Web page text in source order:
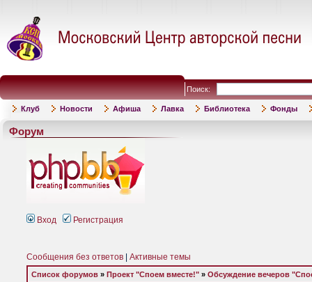
Поиск:
Клуб Новости Афиша Лавка Библиотека Фонды
Форум
Вход Регистрация
Сообщения без ответов Активные темы
Список форумов » Проект "Споем вместе!" » Обсуждение вечеров